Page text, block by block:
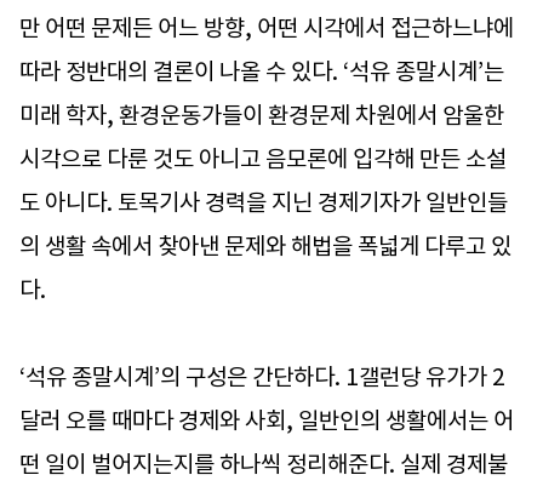
만 어떤 문제든 어느 방향, 어떤 시각에서 접근하느냐에
따라 정반대의 결론이 나올 수 있다. ‘석유 종말시계’는
미래 학자, 환경운동가들이 환경문제 차원에서 암울한
시각으로 다룬 것도 아니고 음모론에 입각해 만든 소설
도 아니다. 토목기사 경력을 지닌 경제기자가 일반인들
의 생활 속에서 찾아낸 문제와 해법을 폭넓게 다루고 있
다.
‘석유 종말시계’의 구성은 간단하다. 1갤런당 유가가 2
달러 오를 때마다 경제와 사회, 일반인의 생활에서는 어
떤 일이 벌어지는지를 하나씩 정리해준다. 실제 경제불